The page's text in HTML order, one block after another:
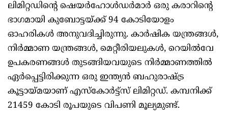
ലിമിറ്റഡിന്റെ ഷെയർഹോൾഡർമാർ ഒരു കരാറിന്റെ
ഭാഗമായി കുബോട്ടയ്ക്ക് 94 കോടിയോളം
ഓഹരികൾ അനുവദിച്ചിരുന്നു. കാർഷിക യന്ത്രങ്ങൾ,
നിർമ്മാണ യന്ത്രങ്ങൾ, മെറ്റീരിയലുകൾ, റെയിൽവേ
ഉപകരണങ്ങൾ തുടങ്ങിയവയുടെ നിർമ്മാണത്തിൽ
ഏർപ്പെട്ടിരിക്കുന്ന ഒരു ഇന്ത്യൻ ബഹുരാഷ്ട്ര
കൂട്ടായ്മയാണ് എസ്കോർട്ട്സ് ലിമിറ്റഡ്. കമ്പനിക്ക്
21459 കോടി രൂപയുടെ വിപണി മൂല്യമുണ്ട്.